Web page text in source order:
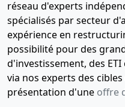
réseau d'experts
spécialisés par secteur
expérience en
possibilité pour des
d'investissement, des
via nos experts des
présentation d'une offre